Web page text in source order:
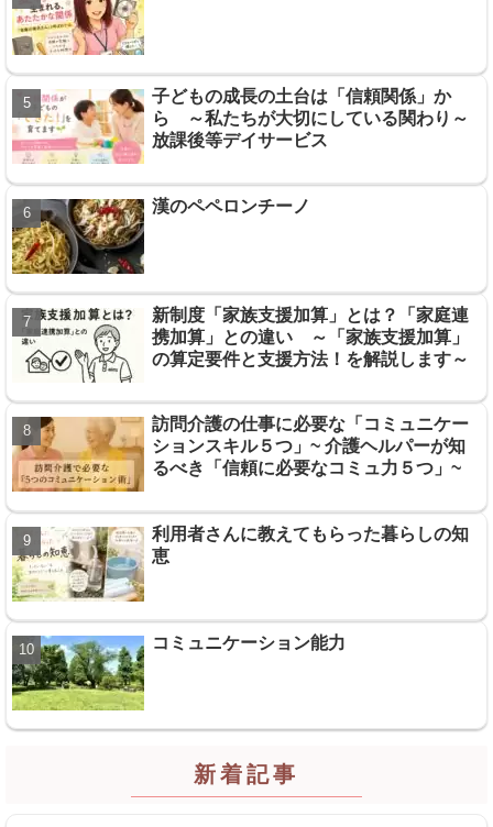
子どもの成長の土台は「信頼関係」か
ら ～私たちが大切にしている関わり～
放課後等デイサービス
漢のペペロンチーノ
新制度「家族支援加算」とは？「家庭連
携加算」との違い ～「家族支援加算」
の算定要件と支援方法！を解説します～
訪問介護の仕事に必要な「コミュニケー
ションスキル５つ」~ 介護ヘルパーが知
るべき「信頼に必要なコミュ力５つ」~
利用者さんに教えてもらった暮らしの知
恵
コミュニケーション能力
新着記事